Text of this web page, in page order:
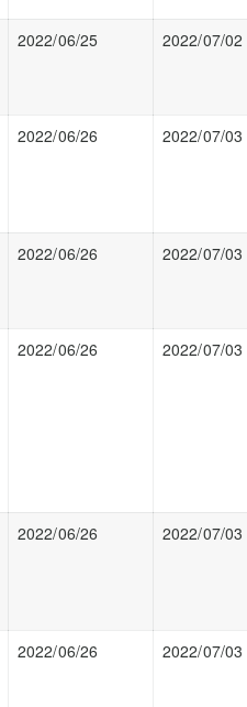
2022/06/25 2022/07/02
2022/06/26 2022/07/03
2022/06/26 2022/07/03
2022/06/26 2022/07/03
2022/06/26 2022/07/03
2022/06/26 2022/07/03